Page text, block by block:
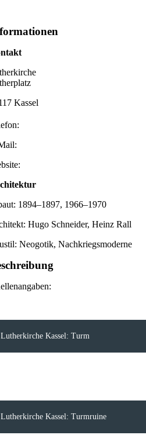
Kassel
1894–1897, 1966–1970
Hugo Schneider, Heinz Rall
Neogotik, Nachkriegsmoderne
Lutherkirche Kassel: Turm
Lutherkirche Kassel: Turmruine